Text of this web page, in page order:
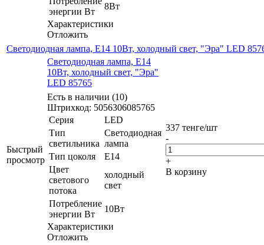
энергии Вт
8Вт
Характеристики
Отложить
Светодиодная лампа, E14 10Вт, холодный свет, "Эра" LED
Быстрый
просмотр
Светодиодная лампа, E14
10Вт, холодный свет, "Эра"
LED 85765
Есть в наличии (10)
Штрихкод: 5056306085765
Серия
LED
Тип
светильника
Светодиодная
лампа
Тип цоколя
E14
Цвет
светового
потока
холодный
свет
Потребление
энергии Вт
10Вт
Характеристики
Отложить
337 тенге/шт
-
+
В корзину